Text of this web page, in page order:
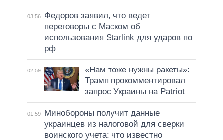
03:56
Федоров заявил, что ведет
переговоры с Маском об
использования Starlink для ударов по
рф
02:59
«Нам тоже нужны ракеты»:
Трамп прокомментировал
запрос Украины на Patriot
01:59
Минобороны получит данные
украинцев из налоговой для сверки
воинского учета: что известно